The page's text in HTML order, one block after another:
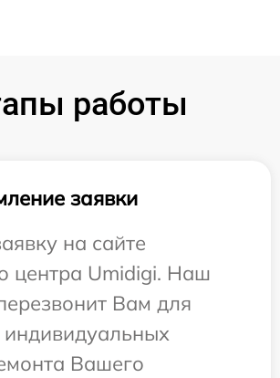
работы
заявки
на сайте
центра Umidigi. Наш
Вам для
индивидуальных
Вашего